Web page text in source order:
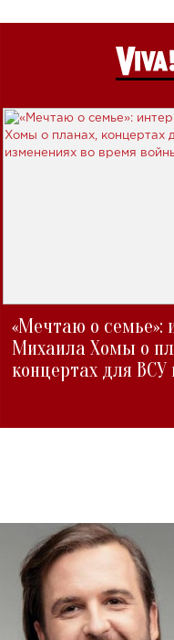
«Мечтаю о семье»:
Михаила Хомы о
концертах для ВСУ